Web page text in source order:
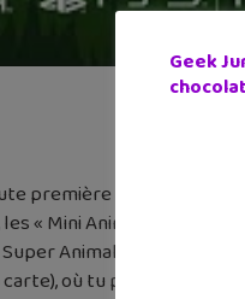
première saison. Et pour
« Mini Animal » sont
Super Animal World te
carte), où tu peux rendre
Geek